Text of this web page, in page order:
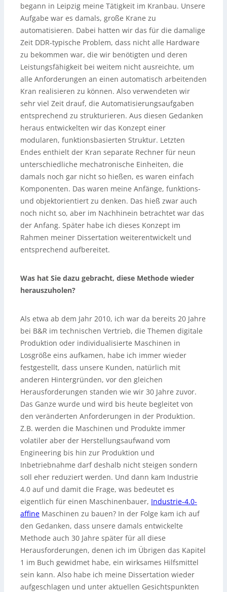
begann in Leipzig meine Tätigkeit im Kranbau. Unsere
Aufgabe war es damals, große Krane zu
automatisieren. Dabei hatten wir das für die damalige
Zeit DDR-typische Problem, dass nicht alle Hardware
zu bekommen war, die wir benötigten und deren
Leistungsfähigkeit bei weitem nicht ausreichte, um
alle Anforderungen an einen automatisch arbeitenden
Kran realisieren zu können. Also verwendeten wir
sehr viel Zeit drauf, die Automatisierungsaufgaben
entsprechend zu strukturieren. Aus diesen Gedanken
heraus entwickelten wir das Konzept einer
modularen, funktionsbasierten Struktur. Letzten
Endes enthielt der Kran separate Rechner für neun
unterschiedliche mechatronische Einheiten, die
damals noch gar nicht so hießen, es waren einfach
Komponenten. Das waren meine Anfänge, funktions-
und objektorientiert zu denken. Das hieß zwar auch
noch nicht so, aber im Nachhinein betrachtet war das
der Anfang. Später habe ich dieses Konzept im
Rahmen meiner Dissertation weiterentwickelt und
entsprechend aufbereitet.
Was hat Sie dazu gebracht, diese Methode wieder
herauszuholen?
Als etwa ab dem Jahr 2010, ich war da bereits 20 Jahre
bei B&R im technischen Vertrieb, die Themen digitale
Produktion oder individualisierte Maschinen in
Losgröße eins aufkamen, habe ich immer wieder
festgestellt, dass unsere Kunden, natürlich mit
anderen Hintergründen, vor den gleichen
Herausforderungen standen wie wir 30 Jahre zuvor.
Das Ganze wurde und wird bis heute begleitet von
den veränderten Anforderungen in der Produktion.
Z.B. werden die Maschinen und Produkte immer
volatiler aber der Herstellungsaufwand vom
Engineering bis hin zur Produktion und
Inbetriebnahme darf deshalb nicht steigen sondern
soll eher reduziert werden. Und dann kam Industrie
4.0 auf und damit die Frage, was bedeutet es
eigentlich für einen Maschinenbauer, Industrie-4.0-
affine Maschinen zu bauen? In der Folge kam ich auf
den Gedanken, dass unsere damals entwickelte
Methode auch 30 Jahre später für all diese
Herausforderungen, denen ich im Übrigen das Kapitel
1 im Buch gewidmet habe, ein wirksames Hilfsmittel
sein kann. Also habe ich meine Dissertation wieder
aufgeschlagen und unter aktuellen Gesichtspunkten